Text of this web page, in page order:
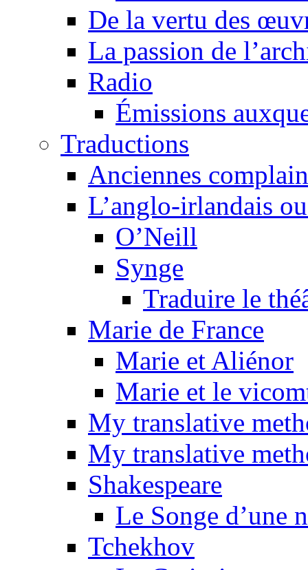
De la vertu des
La passion de
Radio
Émissions
Traductions
Anciennes
L’anglo-irlandais
O’Neill
Synge
Traduire le
Marie de France
Marie et Aliénor
Marie et le
My translative
My translative
Shakespeare
Le Songe d’une
Tchekhov